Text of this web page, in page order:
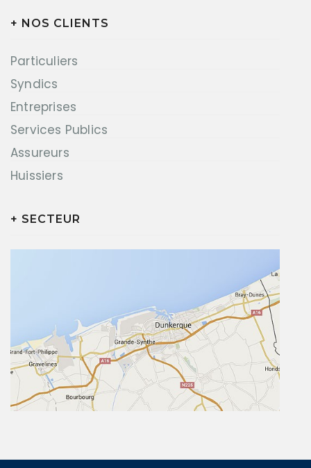
+ NOS CLIENTS
Particuliers
Syndics
Entreprises
Services Publics
Assureurs
Huissiers
+ SECTEUR